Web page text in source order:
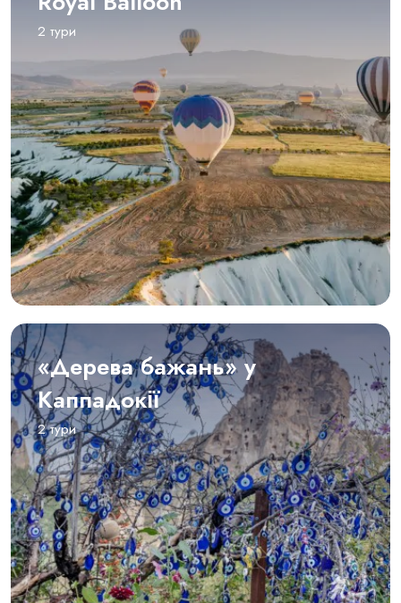
2 тури
«Дерева бажань» у
Каппадокії
2 тури